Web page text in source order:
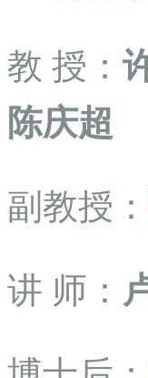
教 授：
陈庆超
副教授：
讲 师：